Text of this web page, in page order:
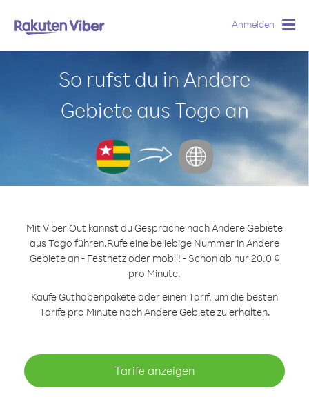
Anmelden
So rufst du in Andere
Gebiete aus Togo an
Mit Viber Out kannst du Gespräche nach Andere Gebiete
aus Togo führen.Rufe eine beliebige Nummer in Andere
Gebiete an - Festnetz oder mobil! - Schon ab nur 20.0 ¢
pro Minute.
Kaufe Guthabenpakete oder einen Tarif, um die besten
Tarife pro Minute nach Andere Gebiete zu erhalten.
Tarife anzeigen